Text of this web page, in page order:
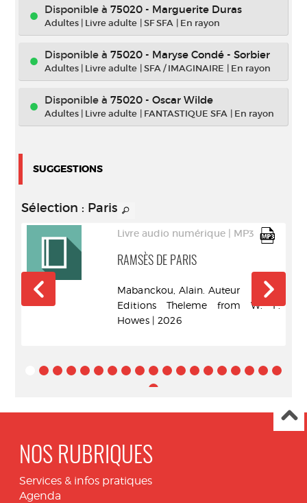
Disponible à 75020 - Marguerite Duras
Adultes | Livre adulte |SF SFA | En rayon
Disponible à 75020 - Maryse Condé - Sorbier
Adultes | Livre adulte |SFA / IMAGINAIRE | En rayon
Disponible à 75020 - Oscar Wilde
Adultes | Livre adulte | FANTASTIQUE SFA | En rayon
SUGGESTIONS
Sélection : Paris
Livre audio numérique | MP3
RAMSÈS DE PARIS
Mabanckou, Alain. Auteur
Editions Theleme from W. F.
Howes | 2026
NOS RUBRIQUES
Services & infos pratiques
Agenda